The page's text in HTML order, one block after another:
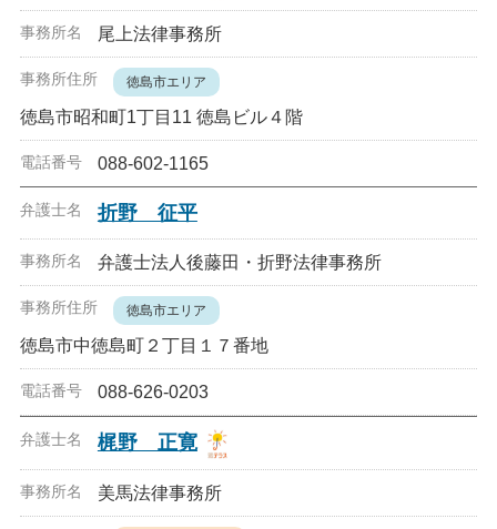
尾上法律事務所
徳島市エリア
徳島市昭和町1丁目11 徳島ビル４階
088-602-1165
折野 征平
弁護士法人後藤田・折野法律事務所
徳島市エリア
徳島市中徳島町２丁目１７番地
088-626-0203
梶野 正寛
美馬法律事務所